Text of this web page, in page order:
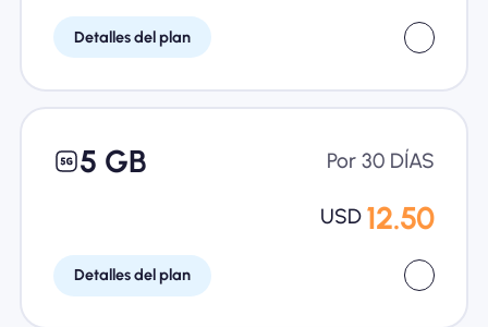
Detalles del plan
5 GB Por 30 DÍAS
USD 12.50
Detalles del plan